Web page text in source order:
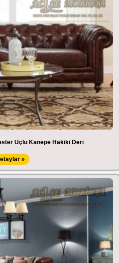
Üçlü Kanepe Hakiki Deri
»